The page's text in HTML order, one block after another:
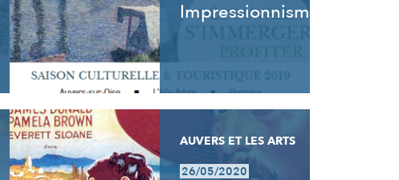
Impressionnisme
AUVERS ET LES ARTS
26/05/2020